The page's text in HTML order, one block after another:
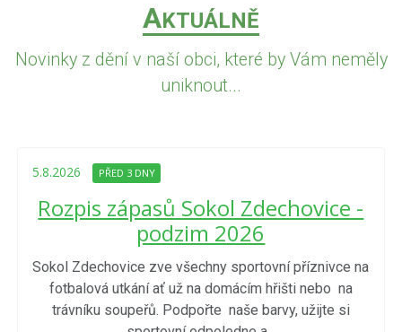
AKTUÁLNĚ
Novinky z dění v naší obci, které by Vám neměly
uniknout...
5.8.2026 PŘED 3 DNY
Rozpis zápasů Sokol Zdechovice -
podzim 2026
Sokol Zdechovice zve všechny sportovní příznivce na
fotbalová utkání ať už na domácím hřišti nebo na
trávníku soupeřů. Podpořte naše barvy, užijte si